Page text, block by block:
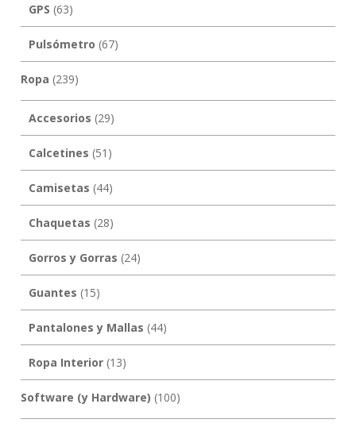
GPS (63)
Pulsómetro (67)
Ropa (239)
Accesorios (29)
Calcetines (51)
Camisetas (44)
Chaquetas (28)
Gorros y Gorras (24)
Guantes (15)
Pantalones y Mallas (44)
Ropa Interior(13)
Software (y Hardware) (100)